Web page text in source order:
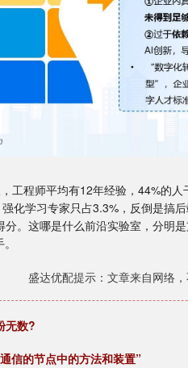
程师平均有12年经验，44%的人
化学习专家只占3.3%，反倒是搞
。这哪是什么前沿实验室，分明
盛达优配提示：文章来自网络，
无数?
信的节点中的方法和装置”